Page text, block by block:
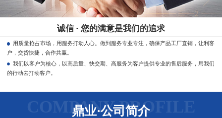
诚信 · 您的满意是我们的追求
用质量抢占市场，用服务打动人心。做到服务专业专注，确保产品工厂直销，让利客
户，交货快捷，合作共赢。
我们以客户为核心，以高质量、快交期、高服务为客户提供专业的售后服务，用我们
的行动去打动客户。
COMPANY PROFILE
鼎业·公司简介